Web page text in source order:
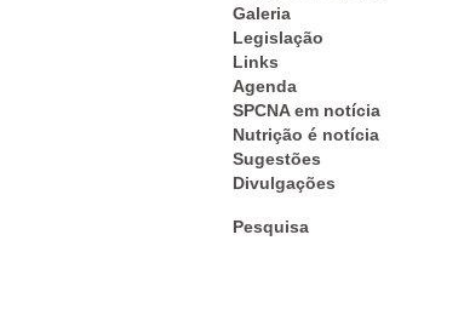
Galeria
Legislação
Links
Agenda
SPCNA em notícia
Nutrição é notícia
Sugestões
Divulgações
Pesquisa